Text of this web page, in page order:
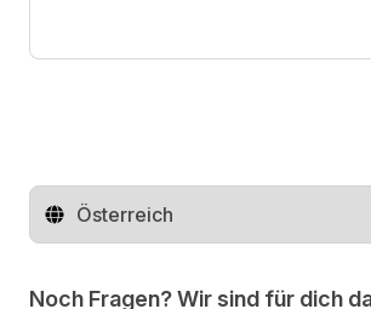
Region ändern
Noch Fragen? Wir sind für dich